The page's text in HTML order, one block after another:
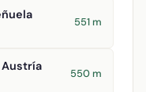
551 m
550 m